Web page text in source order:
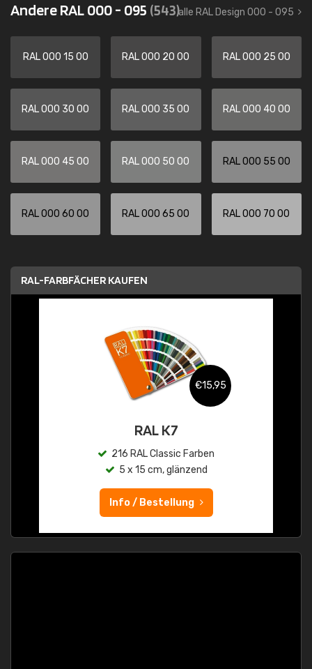
Andere RAL 000 - 095 (543)alle RAL Design 000 - 095
RAL 000 15 00 RAL 000 20 00 RAL 000 25 00
RAL 000 30 00 RAL 000 35 00 RAL 000 40 00
RAL 000 45 00 RAL 000 50 00 RAL 000 55 00
RAL 000 60 00 RAL 000 65 00 RAL 000 70 00
RAL-FARBFÄCHER KAUFEN
€15,95
RAL K7
216 RAL Classic Farben
5 x 15 cm, glänzend
Info / Bestellung